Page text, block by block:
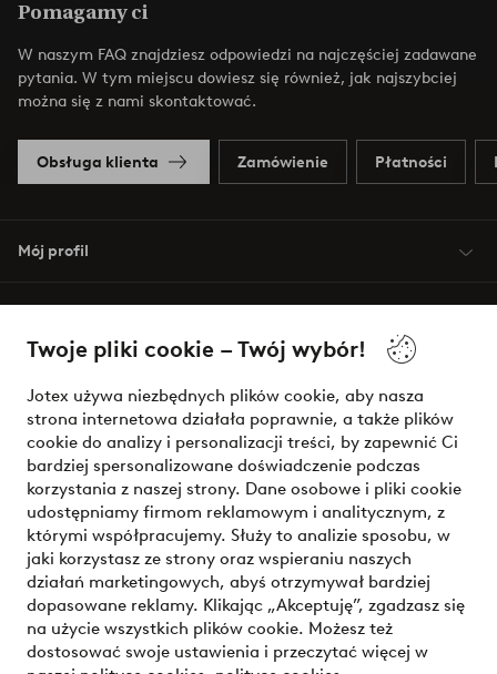
Twoje pliki cookie – Twój wybór!
Jotex używa niezbędnych plików cookie, aby nasza
strona internetowa działała poprawnie, a także plików
cookie do analizy i personalizacji treści, by zapewnić Ci
bardziej spersonalizowane doświadczenie podczas
korzystania z naszej strony. Dane osobowe i pliki cookie
udostępniamy firmom reklamowym i analitycznym, z
którymi współpracujemy. Służy to analizie sposobu, w
jaki korzystasz ze strony oraz wspieraniu naszych
działań marketingowych, abyś otrzymywał bardziej
dopasowane reklamy. Klikając „Akceptuję”, zgadzasz się
na użycie wszystkich plików cookie. Możesz też
dostosować swoje ustawienia i przeczytać więcej w
Pomagamy ci
W naszym FAQ znajdziesz odpowiedzi na najczęściej zadawane
pytania. W tym miejscu dowiesz się również, jak najszybciej
można się z nami skontaktować.
Obsługa klienta Zamówienie Płatności
Mój profil
Warunki
Bezpieczne płatności - zapłać teraz lub podziel się
Chcesz dowiedzieć się więcej o naszych opcjach płatności